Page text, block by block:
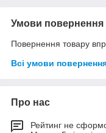
Умови повернення
Повернення товару
Всі умови
Про нас
Рейтинг не